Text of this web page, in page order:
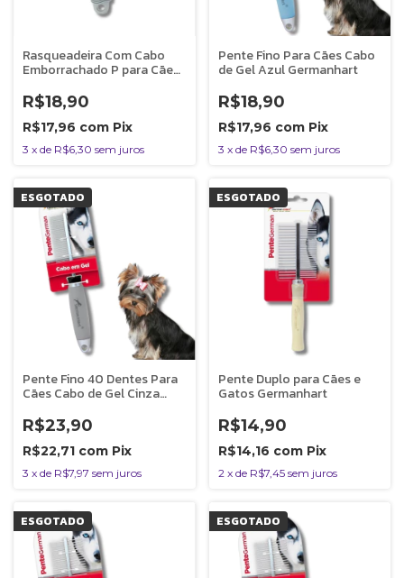
Rasqueadeira Com Cabo
Emborrachado P para Cães
R$18,90
R$17,96 com Pix
3 x de R$6,30 sem juros
Pente Fino Para Cães Cabo
de Gel Azul Germanhart
R$18,90
R$17,96 com Pix
3 x de R$6,30 sem juros
ESGOTADO
Pente Fino 40 Dentes Para
Cães Cabo de Gel Cinza
R$23,90
R$22,71 com Pix
3 x de R$7,97 sem juros
ESGOTADO
Pente Duplo para Cães e
Gatos Germanhart
R$14,90
R$14,16 com Pix
2 x de R$7,45 sem juros
ESGOTADO ESGOTADO